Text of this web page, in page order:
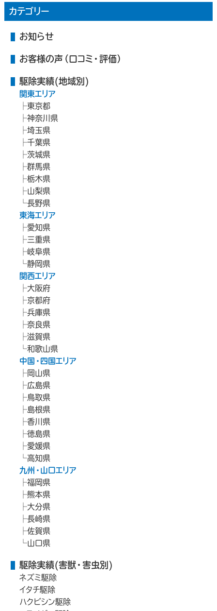
カテゴリー
お知らせ
お客様の声（口コミ・評価）
駆除実績(地域別)
関東エリア
東京都
神奈川県
埼玉県
千葉県
茨城県
群馬県
栃木県
山梨県
長野県
東海エリア
愛知県
三重県
岐阜県
静岡県
関西エリア
大阪府
京都府
兵庫県
奈良県
滋賀県
和歌山県
中国・四国エリア
岡山県
広島県
鳥取県
島根県
香川県
徳島県
愛媛県
高知県
九州・山口エリア
福岡県
熊本県
大分県
長崎県
佐賀県
山口県
駆除実績(害獣・害虫別)
ネズミ駆除
イタチ駆除
ハクビシン駆除